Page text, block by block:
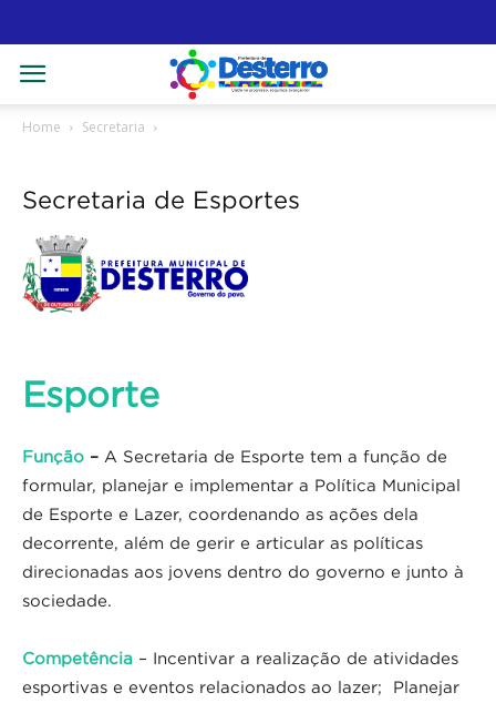
Home Secretaria
Secretaria de Esportes
Esporte
Função – A Secretaria de Esporte tem a função de
formular, planejar e implementar a Política Municipal
de Esporte e Lazer, coordenando as ações dela
decorrente, além de gerir e articular as políticas
direcionadas aos jovens dentro do governo e junto à
sociedade.
Competência – Incentivar a realização de atividades
esportivas e eventos relacionados ao lazer; Planejar